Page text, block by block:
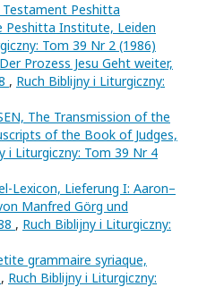
Peshitta
Peshitta Institute, Leiden
Tom 39 Nr 2 (1986)
Der Prozess Jesu Geht weiter,
, Ruch Biblijny i Liturgiczny:
The Transmission of the
of the Book of Judges,
i Liturgiczny: Tom 39 Nr 4
Lexicon, Lieferung I: Aaron–
Manfred Görg und
, Ruch Biblijny i Liturgiczny:
grammaire syriaque,
, Ruch Biblijny i Liturgiczny: